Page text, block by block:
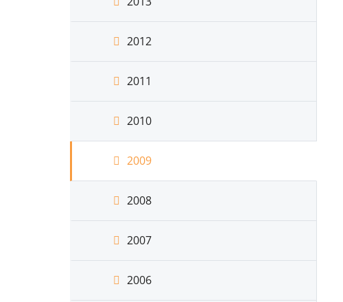
2012
2011
2010
2009
2008
2007
2006